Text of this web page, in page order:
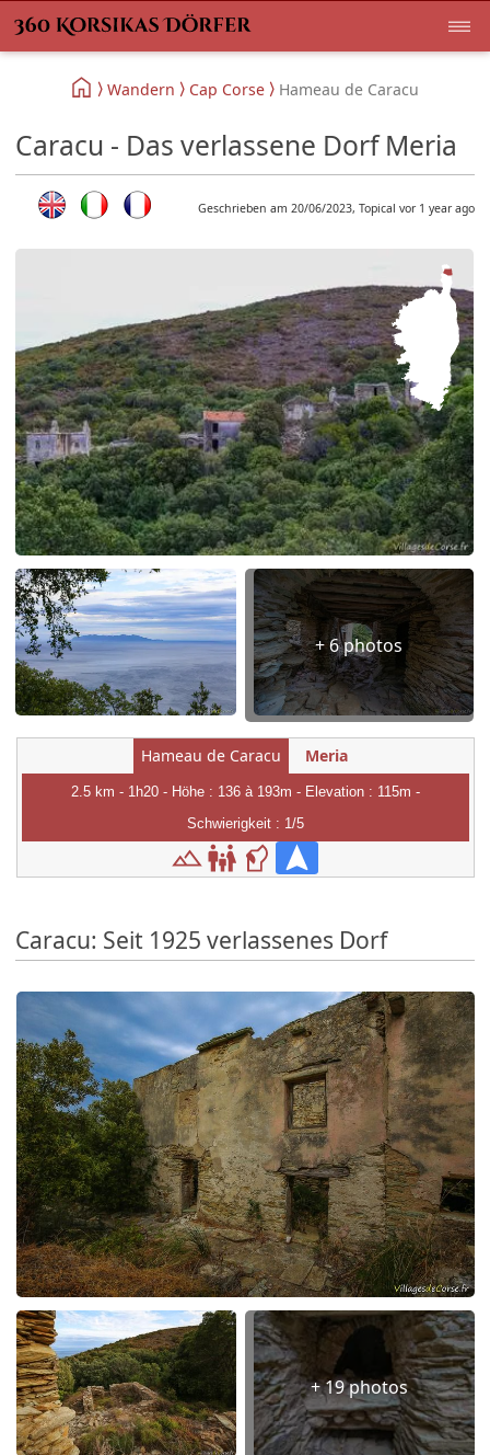
Wandern Cap Corse Hameau de Caracu
Caracu - Das verlassene Dorf Meria
Geschrieben am 20/06/2023, Topical vor 1 year ago
+ 6 photos
Hameau de Caracu Meria
2.5 km - 1h20 - Höhe : 136 à 193m - Elevation : 115m -
Schwierigkeit : 1/5
Caracu: Seit 1925 verlassenes Dorf
+ 19 photos